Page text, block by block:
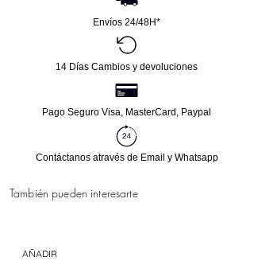
Envíos 24/48H*
14 Días Cambios y devoluciones
Pago Seguro Visa, MasterCard, Paypal
Contáctanos através de Email y Whatsapp
También pueden interesarte
AÑADIR